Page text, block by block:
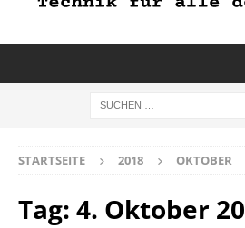
STARTSEITE 2018 OKTOBER
Tag: 4. Oktober